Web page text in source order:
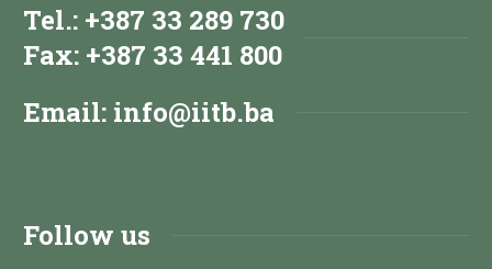
Tel.: +387 33 289 730
Fax: +387 33 441 800
Email: info@iitb.ba
Follow us